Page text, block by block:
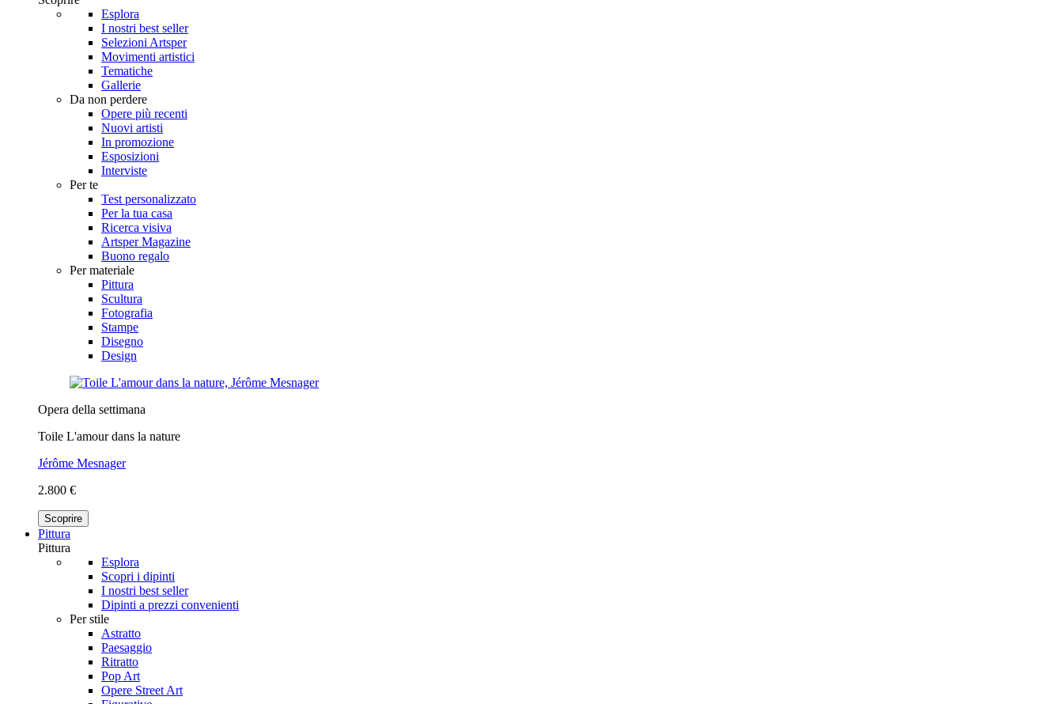
Esplora
I nostri best seller
Selezioni Artsper
Movimenti artistici
Tematiche
Gallerie
Da non perdere
Opere più recenti
Nuovi artisti
In promozione
Esposizioni
Interviste
Per te
Test personalizzato
Per la tua casa
Ricerca visiva
Artsper Magazine
Buono regalo
Per materiale
Pittura
Scultura
Fotografia
Stampe
Disegno
Design
Opera della settimana
Toile L'amour dans la nature
Jérôme Mesnager
2.800 €
Scoprire
Pittura
Pittura
Esplora
Scopri i dipinti
I nostri best seller
Dipinti a prezzi convenienti
Per stile
Astratto
Paesaggio
Ritratto
Pop Art
Opere Street Art